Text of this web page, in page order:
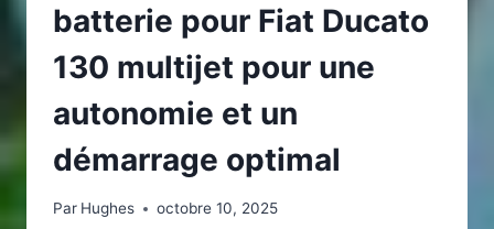
batterie pour Fiat Ducato
130 multijet pour une
autonomie et un
démarrage optimal
Par Hughes octobre 10, 2025